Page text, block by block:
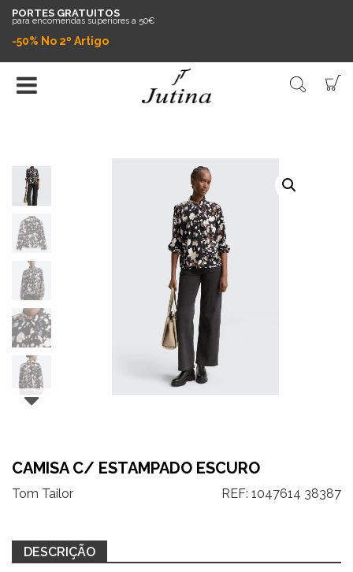
PORTES GRATUITOS
para encomendas superiores a 50€
-50% No 2º Artigo
CAMISA C/ ESTAMPADO ESCURO
Tom Tailor REF: 1047614 38387
DESCRIÇÃO